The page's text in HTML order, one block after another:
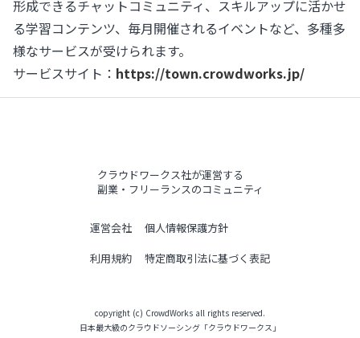
形成できるチャットコミュニティ、スキルアップに活かせ
る学習コンテンツ、毎月開催されるイベントなど、多種多
様なサービスが受けられます。
サービスサイト： https://town.crowdworks.jp/
クラウドワークス社が運営する
副業・フリーランスのコミュニティ
運営会社
利用規約
個人情報保護方針
特定商取引法に基づく表記
copyright (c) CrowdWorks all rights reserved.
日本最大級のクラウドソーシング「クラウドワークス」